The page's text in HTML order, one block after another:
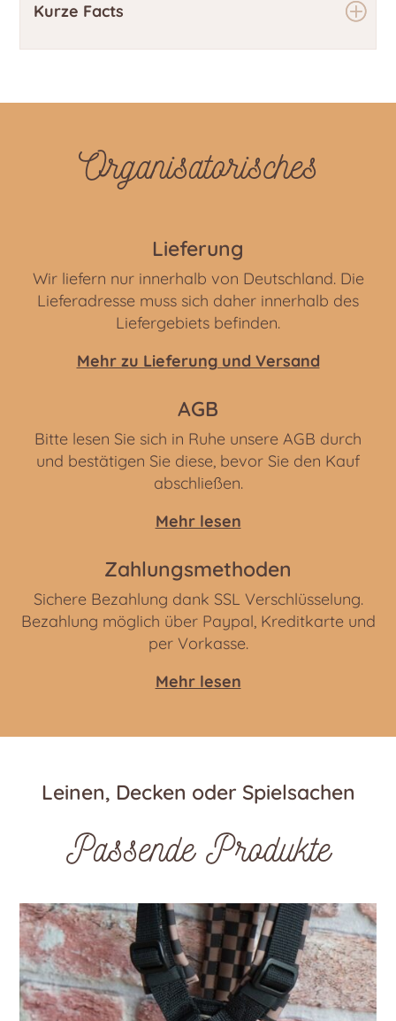
Kurze Facts
Organisatorisches
Lieferung
Wir liefern nur innerhalb von Deutschland. Die
Lieferadresse muss sich daher innerhalb des
Liefergebiets befinden.
Mehr zu Lieferung und Versand
AGB
Bitte lesen Sie sich in Ruhe unsere AGB durch
und bestätigen Sie diese, bevor Sie den Kauf
abschließen.
Mehr lesen
Zahlungsmethoden
Sichere Bezahlung dank SSL Verschlüsselung.
Bezahlung möglich über Paypal, Kreditkarte und
per Vorkasse.
Mehr lesen
Leinen, Decken oder Spielsachen
Passende Produkte